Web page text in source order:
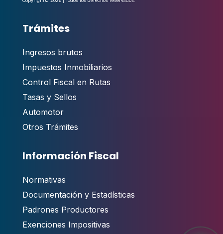
Trámites
Ingresos brutos
Impuestos Inmobiliarios
Control Fiscal en Rutas
Tasas y Sellos
Automotor
Otros Trámites
Información Fiscal
Normativas
Documentación y Estadísticas
Padrones Productores
Exenciones Impositivas